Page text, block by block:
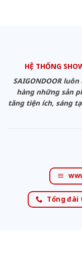
HỆ THỐNG
SAIGONDOOR
hàng những sản
tăng tiện ích, sáng
Tổng đài